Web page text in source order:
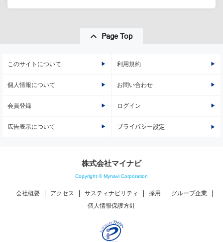
Page Top
このサイトについて 利用規約
個人情報について お問い合わせ
会員登録 ログイン
広告表示について プライバシー設定
株式会社マイナビ
Copyright © Mynavi Corporation
会社概要 アクセス サスティナビリティ 採用
グループ企業
個人情報保護方針